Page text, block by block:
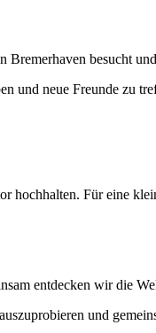
besucht
und neue Freunde zu
hochhalten. Für eine
entdecken wir die
und